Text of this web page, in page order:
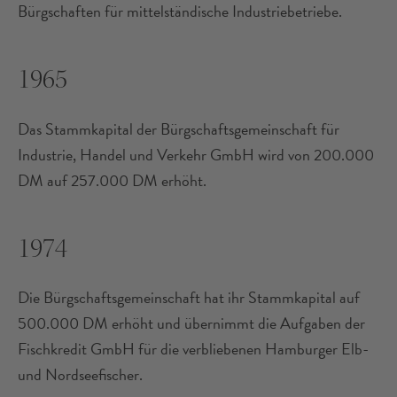
Bürgschaften für mittelständische Industriebetriebe.
1965
Das Stammkapital der Bürgschaftsgemeinschaft für
Industrie, Handel und Verkehr GmbH wird von 200.000
DM auf 257.000 DM erhöht.
1974
Die Bürgschaftsgemeinschaft hat ihr Stammkapital auf
500.000 DM erhöht und übernimmt die Aufgaben der
Fischkredit GmbH für die verbliebenen Hamburger Elb-
und Nordseefischer.